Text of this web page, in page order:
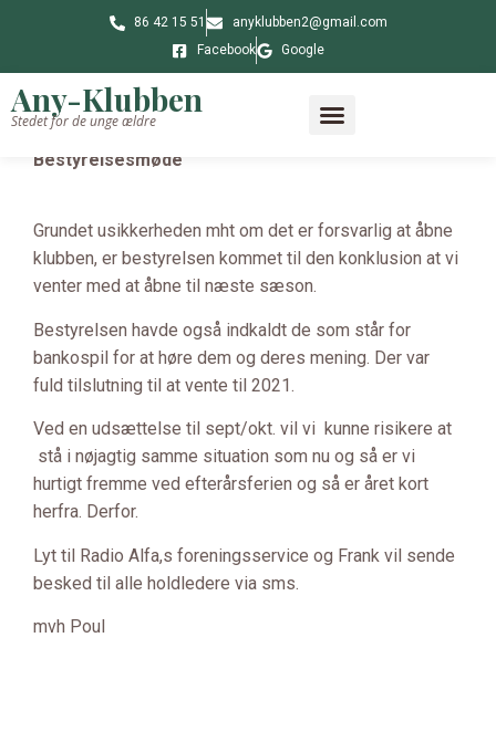
86 42 15 51
anyklubben2@gmail.com
Facebook
Google
Any-Klubben
Stedet for de unge ældre
Bestyrelsesmøde
Grundet usikkerheden mht om det er forsvarlig at åbne
klubben, er bestyrelsen kommet til den konklusion at vi
venter med at åbne til næste sæson.
Bestyrelsen havde også indkaldt de som står for
bankospil for at høre dem og deres mening. Der var
fuld tilslutning til at vente til 2021.
Ved en udsættelse til sept/okt. vil vi kunne risikere at
stå i nøjagtig samme situation som nu og så er vi
hurtigt fremme ved efterårsferien og så er året kort
herfra. Derfor.
Lyt til Radio Alfa,s foreningsservice og Frank vil sende
besked til alle holdledere via sms.
mvh Poul